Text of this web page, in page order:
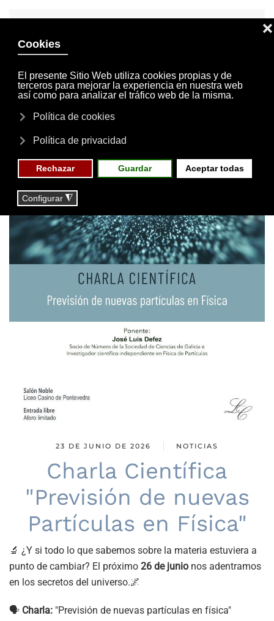
INVITACIONES
MI CUENTA
23 DE JUNIO DE 2026 NOTICIAS
Charla Científica
"Previsión de nuevas
Partículas en Física"
🔬 ¿Y si todo lo que sabemos sobre la materia estuviera a
punto de cambiar? El próximo 26 de junio nos adentramos
en los secretos del universo.🌌
🗣️ Charla: "Previsión de nuevas partículas en física"